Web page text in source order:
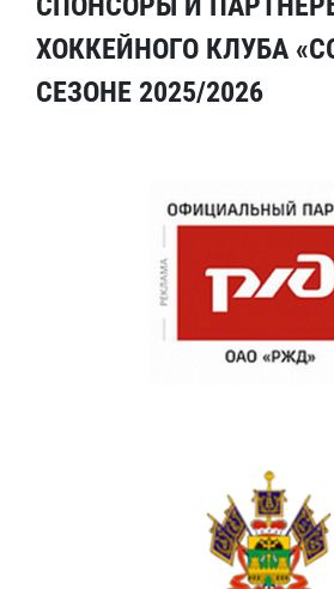
ХОККЕЙНОГО КЛУБА
СЕЗОНЕ 2025/2026